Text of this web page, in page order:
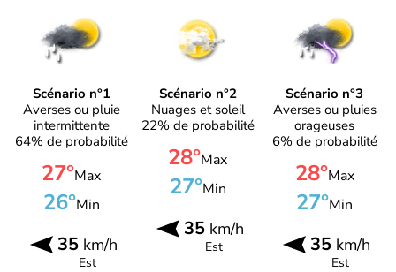
Scénario n°1
Averses ou pluie
intermittente
64% de probabilité
27°Max
26°Min
35km/h
Est
Scénario n°2
Nuages et soleil
22% de probabilité
28°Max
27°Min
35km/h
Est
Scénario n°3
Averses ou pluies
orageuses
6% de probabilité
28°Max
27°Min
35 km/h
Est